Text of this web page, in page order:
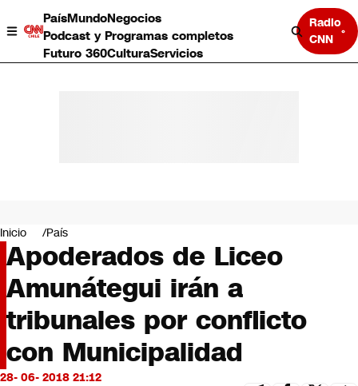
PaísMundoNegocios
Podcast y Programas completos
Futuro 360CulturaServicios
Radio
CNN
Negocios
Deportes
Programas completos
Cultura
Servicios
Bits
CNN tiempo
Futuro 360
Inicio País
Apoderados de Liceo
Amunátegui irán a
tribunales por conflicto
con Municipalidad
28- 06- 2018 21:12